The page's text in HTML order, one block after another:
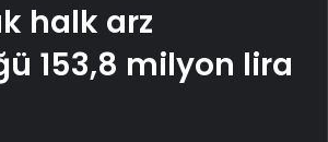
halk arz
153,8 milyon lira